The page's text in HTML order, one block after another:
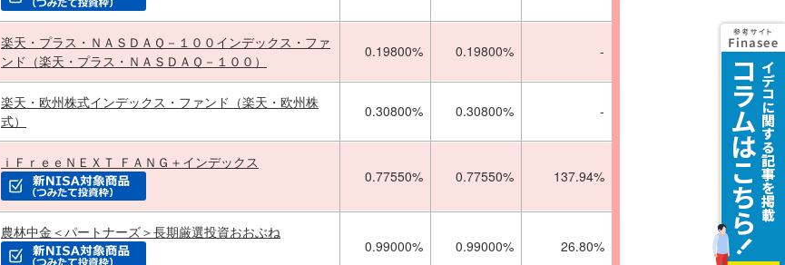
楽天・プラス・ＮＡＳＤＡＱ－１００インデックス・ファ
ンド（楽天・プラス・ＮＡＳＤＡＱ－１００）
0.19800% 0.19800% -
楽天・欧州株式インデックス・ファンド（楽天・欧州株
式）
0.30800% 0.30800% -
ｉＦｒｅｅＮＥＸＴ ＦＡＮＧ＋インデックス
0.77550%
0.77550% 137.94%
農林中金＜パートナーズ＞長期厳選投資おおぶね
0.99000%
0.99000% 26.80%